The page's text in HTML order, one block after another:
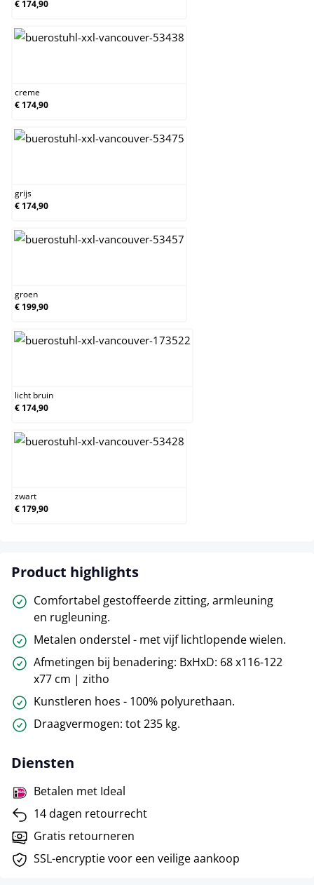
€ 174,90
creme
€ 174,90
grijs
€ 174,90
groen
€ 199,90
licht bruin
€ 174,90
zwart
€ 179,90
Product highlights
Comfortabel gestoffeerde zitting, armleuning
en rugleuning.
Metalen onderstel - met vijf lichtlopende wielen.
Afmetingen bij benadering: BxHxD: 68 x116-122
x77 cm | zitho
Kunstleren hoes - 100% polyurethaan.
Draagvermogen: tot 235 kg.
Diensten
Betalen met Ideal
14 dagen retourrecht
Gratis retourneren
SSL-encryptie voor een veilige aankoop